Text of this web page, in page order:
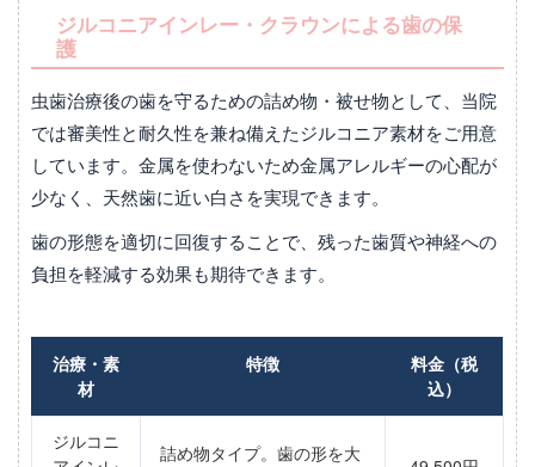
ジルコニアインレー・クラウンによる歯の保
護
虫歯治療後の歯を守るための詰め物・被せ物として、当院
では審美性と耐久性を兼ね備えたジルコニア素材をご用意
しています。金属を使わないため金属アレルギーの心配が
少なく、天然歯に近い白さを実現できます。
歯の形態を適切に回復することで、残った歯質や神経への
負担を軽減する効果も期待できます。
治療・素
材
特徴
料金（税
込）
ジルコニ
詰め物タイプ。歯の形を大